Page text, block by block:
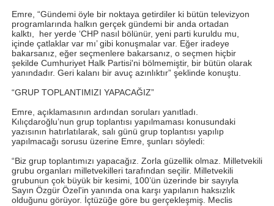
Emre, “Gündemi öyle bir noktaya getirdiler ki bütün televizyon
programlarında halkın gerçek gündemi bir anda ortadan
kalktı,
her yerde ‘CHP nasıl bölünür, yeni parti kuruldu mu,
içinde çatlaklar var mı’ gibi konuşmalar var. Eğer iradeye
bakarsanız, eğer seçmenlere bakarsanız, o seçmen hiçbir
şekilde Cumhuriyet Halk Partisi'ni bölmemiştir, bir bütün olarak
yanındadır. Geri kalanı bir avuç azınlıktır” şeklinde konuştu.
“GRUP TOPLANTIMIZI YAPACAĞIZ”
Emre, açıklamasının ardından soruları yanıtladı.
Kılıçdaroğlu’nun grup toplantısı yapılmaması konusundaki
yazısının hatırlatılarak, salı günü grup toplantısı yapılıp
yapılmacağı sorusu üzerine Emre, şunları söyledi:
“Biz grup toplantımızı yapacağız. Zorla güzellik olmaz. Milletvekili
grubu organları milletvekilleri tarafından seçilir. Milletvekili
grubunun çok büyük bir kesimi, 100’ün üzerinde bir sayıyla
Sayın Özgür Özel'in yanında ona karşı yapılanın haksızlık
olduğunu görüyor. İçtüzüğe göre bu gerçekleşmiş. Meclis